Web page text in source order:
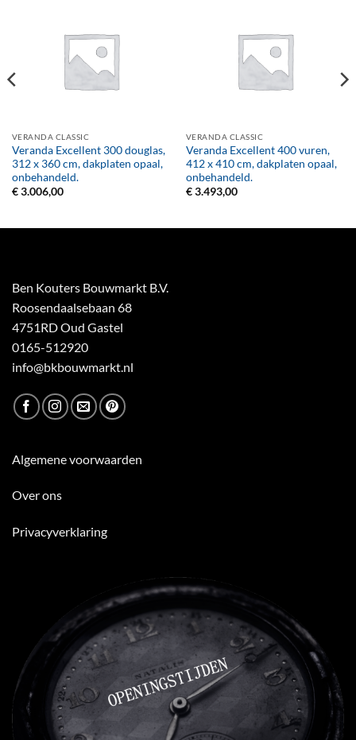
VERANDA CLASSIC
Veranda Excellent 300 douglas,
312 x 360 cm, dakplaten opaal,
onbehandeld.
€3.006,00
VERANDA CLASSIC
Veranda Excellent 400 vuren,
412 x 410 cm, dakplaten opaal,
onbehandeld.
€3.493,00
Ben Kouters Bouwmarkt B.V.
Roosendaalsebaan 68
4751RD Oud Gastel
0165-512920
info@bkbouwmarkt.nl
Algemene voorwaarden
Over ons
Privacyverklaring